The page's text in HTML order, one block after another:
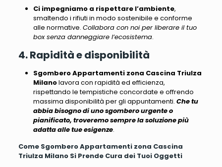
Ci impegniamo a rispettare l’ambiente,
smaltendo i rifiuti in modo sostenibile e conforme
alle normative. Collabora con noi per liberare il tuo
box senza danneggiare l’ecosistema.
4. Rapidità e disponibilità
Sgombero Appartamenti zona Cascina Triulza
Milanolavora con rapidità ed efficienza,
rispettando le tempistiche concordate e offrendo
massima disponibilità per gli appuntamenti. Che tu
abbia bisogno di uno sgombero urgente o
pianificato, troveremo sempre la soluzione più
adatta alle tue esigenze.
Come Sgombero Appartamenti zona Cascina
Triulza Milano Si Prende Cura dei Tuoi Oggetti